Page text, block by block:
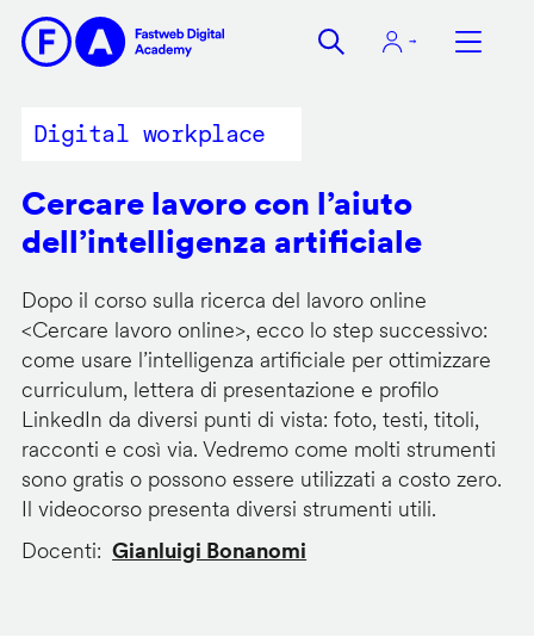
contenuto
Digital workplace
Cercare lavoro con l’aiuto
dell’intelligenza artificiale
Dopo il corso sulla ricerca del lavoro online
<Cercare lavoro online>, ecco lo step successivo:
come usare l’intelligenza artificiale per ottimizzare
curriculum, lettera di presentazione e profilo
LinkedIn da diversi punti di vista: foto, testi, titoli,
racconti e così via. Vedremo come molti strumenti
sono gratis o possono essere utilizzati a costo zero.
Il videocorso presenta diversi strumenti utili.
Docenti
Gianluigi Bonanomi